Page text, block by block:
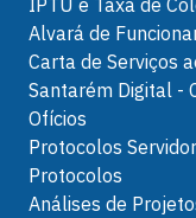
Alvará de
Carta de Serviços
Santarém Digital -
Ofícios
Protocolos Servidor
Protocolos
Análises de